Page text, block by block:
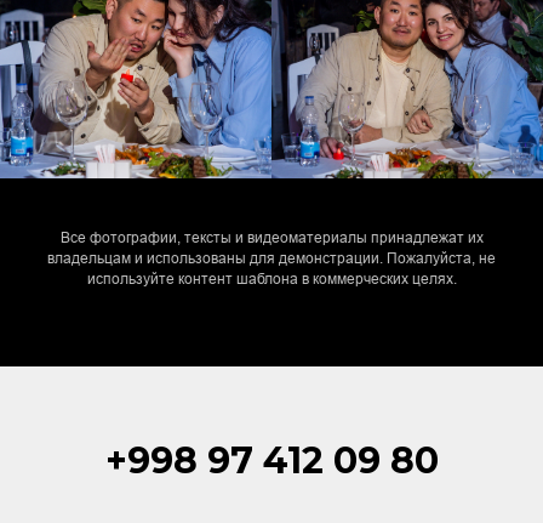
Все фотографии, тексты и видеоматериалы принадлежат их
владельцам и использованы для демонстрации. Пожалуйста, не
используйте контент шаблона в коммерческих целях.
+998 97 412 09 80